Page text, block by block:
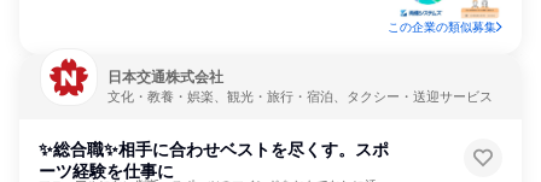
この企業の類似募集
日本交通株式会社
文化・教養・娯楽、観光・旅行・宿泊、タクシー・送迎サービス
✨総合職✨相手に合わせベストを尽くす。スポ
ーツ経験を仕事に